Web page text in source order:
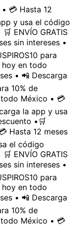
💳 Hasta 12
y usa el código
ENVÍO GRATIS
sin intereses •
para
hoy en todo
• 📲 Descarga
10% de
todo México • 💳
la app y usa
• 🛒
Hasta 12 meses
el código
ENVÍO GRATIS
sin intereses •
para
hoy en todo
• 📲 Descarga
10% de
todo México • 💳